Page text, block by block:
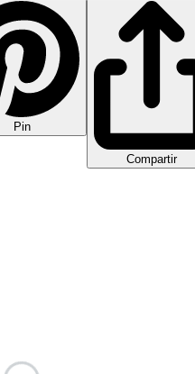
Pin
Compartir